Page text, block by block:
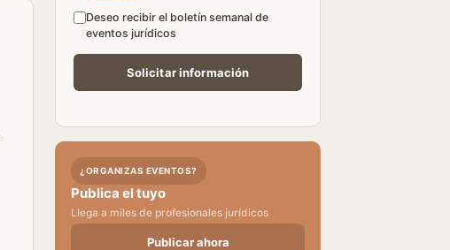
Deseo recibir el boletín semanal de
eventos jurídicos
¿ORGANIZAS EVENTOS?
Publica el tuyo
Llega a miles de profesionales jurídicos
Publicar ahora